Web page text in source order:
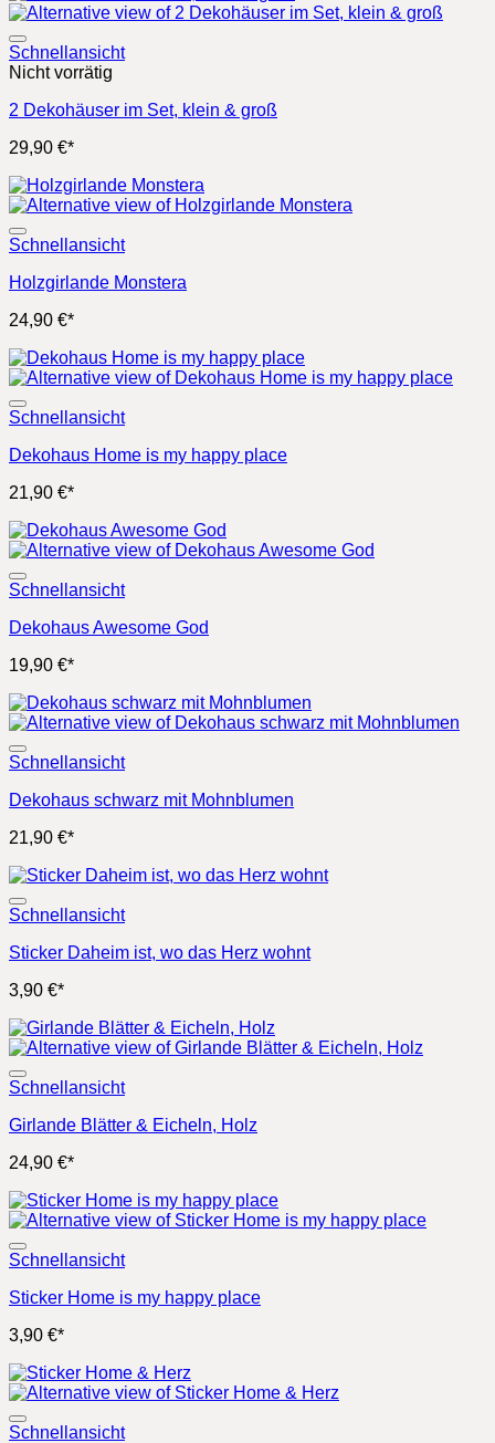
Schnellansicht
Nicht vorrätig
2 Dekohäuser im Set, klein & groß
29,90 €*
Schnellansicht
Holzgirlande Monstera
24,90 €*
Schnellansicht
Dekohaus Home is my happy place
21,90 €*
Schnellansicht
Dekohaus Awesome God
19,90 €*
Schnellansicht
Dekohaus schwarz mit Mohnblumen
21,90 €*
Schnellansicht
Sticker Daheim ist, wo das Herz wohnt
3,90 €*
Schnellansicht
Girlande Blätter & Eicheln, Holz
24,90 €*
Schnellansicht
Sticker Home is my happy place
3,90 €*
Schnellansicht